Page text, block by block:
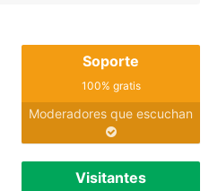
Soporte
100% gratis
Moderadores que escuchan
Visitantes